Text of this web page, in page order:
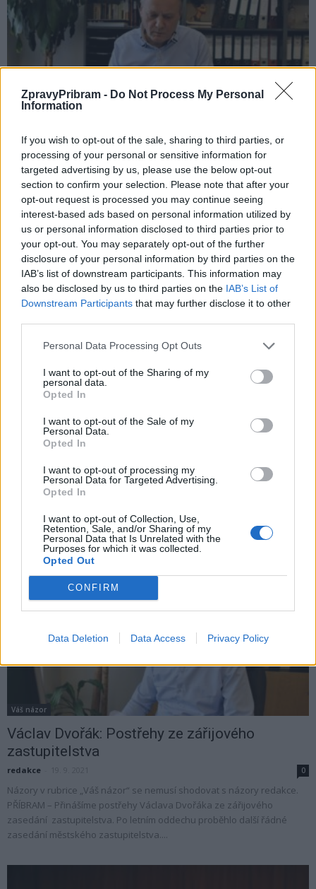
ZpravyPribram - Do Not Process My Personal
Information
If you wish to opt-out of the sale, sharing to third parties, or
processing of your personal or sensitive information for
targeted advertising by us, please use the below opt-out
section to confirm your selection. Please note that after your
opt-out request is processed you may continue seeing
interest-based ads based on personal information utilized by
us or personal information disclosed to third parties prior to
your opt-out. You may separately opt-out of the further
disclosure of your personal information by third parties on the
IAB’s list of downstream participants. This information may
also be disclosed by us to third parties on the IAB’s List of
Downstream Participants that may further disclose it to other
Personal Data Processing Opt Outs
I want to opt-out of the Sharing of my
personal data.
Opted In
I want to opt-out of the Sale of my
Personal Data.
Opted In
I want to opt-out of processing my
Personal Data for Targeted Advertising.
Opted In
I want to opt-out of Collection, Use,
Retention, Sale, and/or Sharing of my
Personal Data that Is Unrelated with the
Purposes for which it was collected.
Opted Out
CONFIRM
Data Deletion Data Access Privacy Policy
Váš názor
Václav Dvořák: Postřehy z březnového
zastupitelstva
redakce - 16. 3. 2022
Názory v rubrice „Váš názor“ se nemusí shodovat s názory redakce.
PŘÍBRAM – Přinášíme postřehy Václava Dvořáka z březnového
zasedání městského zastupitelstva. Březnové jednání zastupitelstva
řídil místo nepřítomného starosty jeho...
Václav Dvořák: Postřehy z únorového
zastupitelstva
- 21. 2. 2022
Názory v rubrice „Váš názor“ se nemusí shodovat s názory redakce.
zasedání městského zastupitelstva. Únorového zastupitelstva jsem
se bohužel nemohl osobně zúčastnit,...
Váš názor
Václav Dvořák: Postřehy ze zářijového
zastupitelstva
redakce 0
Názory v rubrice „Váš názor“ se nemusí shodovat s názory redakce.
PŘÍBRAM – Přinášíme postřehy Václava Dvořáka ze zářijového
zasedání zastupitelstva. Po letním oddechu proběhlo další řádné
zasedání městského zastupitelstva....